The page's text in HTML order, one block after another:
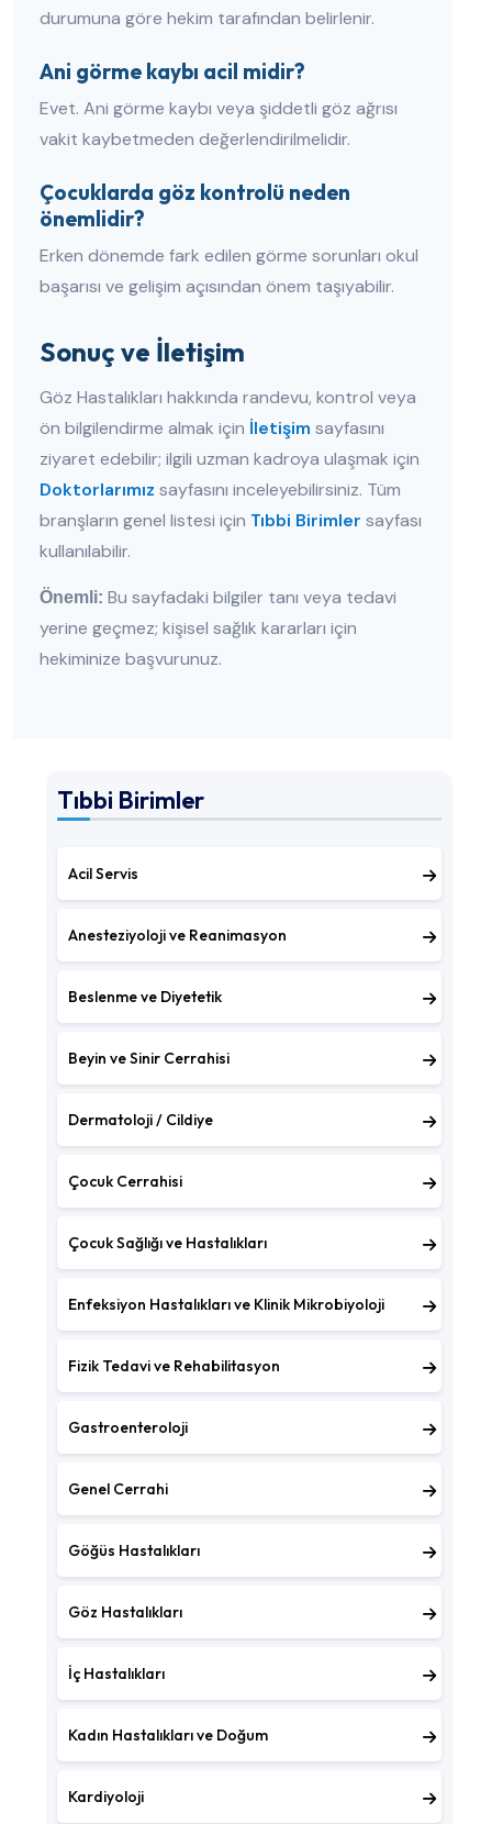
Tıbbi Birimler
Acil Servis
Anesteziyoloji ve Reanimasyon
Beslenme ve Diyetetik
Beyin ve Sinir Cerrahisi
Dermatoloji / Cildiye
Çocuk Cerrahisi
Çocuk Sağlığı ve Hastalıkları
Enfeksiyon Hastalıkları ve Klinik Mikrobiyoloji
Fizik Tedavi ve Rehabilitasyon
Gastroenteroloji
Genel Cerrahi
Göğüs Hastalıkları
Göz Hastalıkları
İç Hastalıkları
Kadın Hastalıkları ve Doğum
Kardiyoloji
durumuna göre hekim tarafından belirlenir.
Ani görme kaybı acil midir?
Evet. Ani görme kaybı veya şiddetli göz ağrısı
vakit kaybetmeden değerlendirilmelidir.
Çocuklarda göz kontrolü neden
önemlidir?
Erken dönemde fark edilen görme sorunları okul
başarısı ve gelişim açısından önem taşıyabilir.
Sonuç ve İletişim
Göz Hastalıkları hakkında randevu, kontrol veya
ön bilgilendirme almak için İletişim sayfasını
ziyaret edebilir; ilgili uzman kadroya ulaşmak için
Doktorlarımız sayfasını inceleyebilirsiniz. Tüm
branşların genel listesi için Tıbbi Birimler sayfası
kullanılabilir.
Önemli: Bu sayfadaki bilgiler tanı veya tedavi
yerine geçmez; kişisel sağlık kararları için
hekiminize başvurunuz.